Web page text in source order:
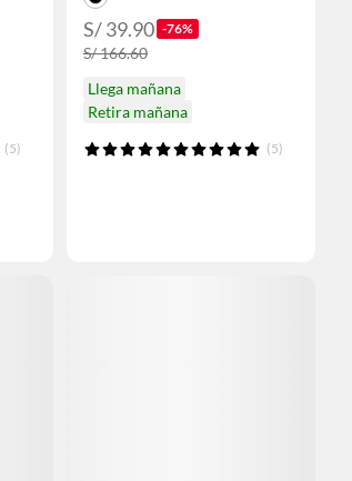
(5)
S/ 39.90 -76%
S/ 166.60
Llega mañana
Retira mañana
(5)